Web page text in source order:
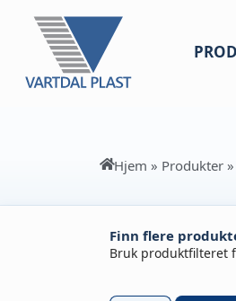
Hjem » Produkter »
Finn flere
Bruk produktfilteret